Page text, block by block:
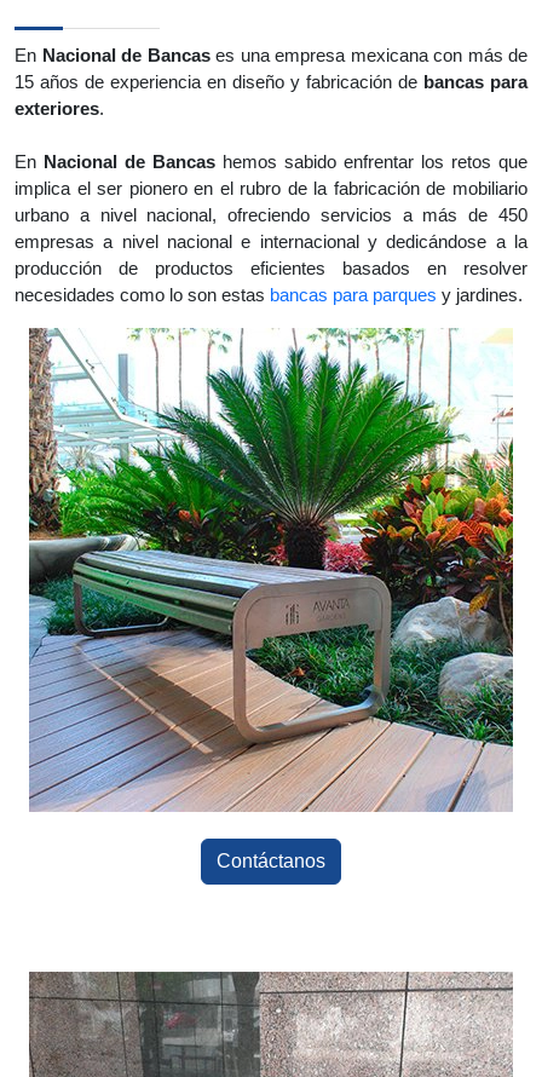
En Nacional de Bancases una empresa mexicana con más de
15 años de experiencia en diseño y fabricación de bancas para
exteriores.
En Nacional de Bancas hemos sabido enfrentar los retos que
implica el ser pionero en el rubro de la fabricación de mobiliario
urbano a nivel nacional, ofreciendo servicios a más de 450
empresas a nivel nacional e internacional y dedicándose a la
producción de productos eficientes basados en resolver
necesidades como lo son estas bancas para parques y jardines.
Contáctanos